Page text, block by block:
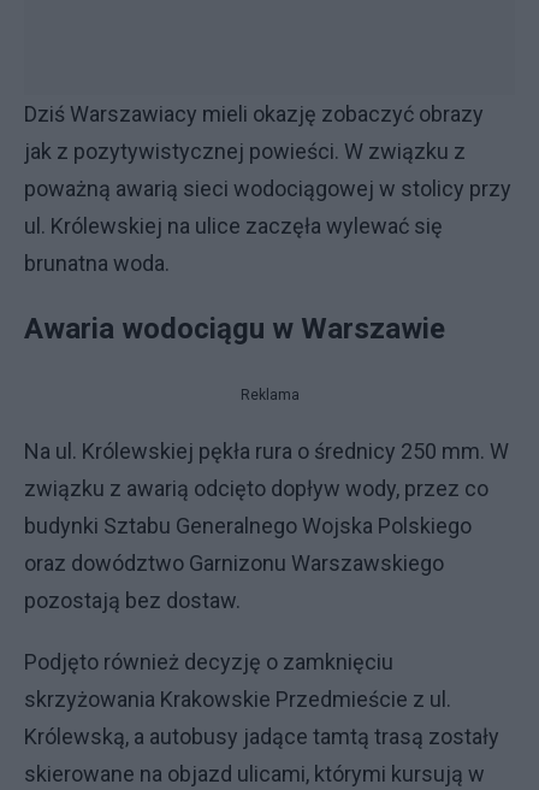
Dziś Warszawiacy mieli okazję zobaczyć obrazy
jak z pozytywistycznej powieści. W związku z
poważną awarią sieci wodociągowej w stolicy przy
ul. Królewskiej na ulice zaczęła wylewać się
brunatna woda.
Awaria wodociągu w Warszawie
Reklama
Na ul. Królewskiej pękła rura o średnicy 250 mm. W
związku z awarią odcięto dopływ wody, przez co
budynki Sztabu Generalnego Wojska Polskiego
oraz dowództwo Garnizonu Warszawskiego
pozostają bez dostaw.
Podjęto również decyzję o zamknięciu
skrzyżowania Krakowskie Przedmieście z ul.
Królewską, a autobusy jadące tamtą trasą zostały
skierowane na objazd ulicami, którymi kursują w